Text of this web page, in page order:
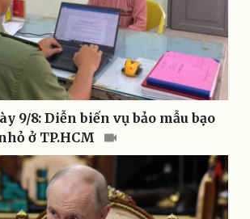
Giá cà phê
9/8: Diễn biến vụ bảo mẫu bạo
ở TP.HCM